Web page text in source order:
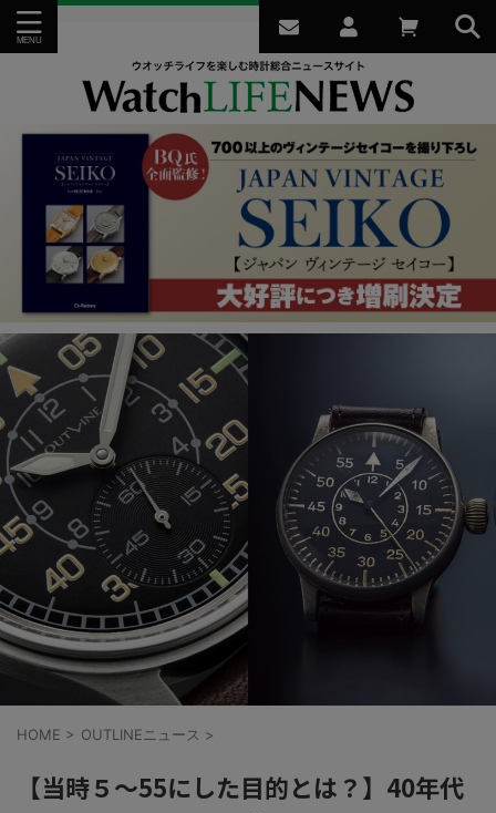
HOME > OUTLINEニュース >
【当時５〜55にした目的とは？】40年代